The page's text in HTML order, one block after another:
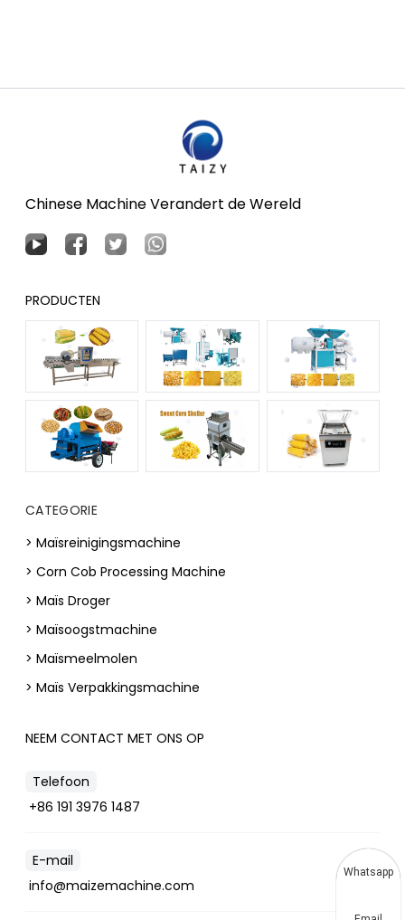
Chinese Machine Verandert de Wereld
PRODUCTEN
CATEGORIE
> Maïsreinigingsmachine
> Corn Cob Processing Machine
> Maïs Droger
> Maïsoogstmachine
> Maïsmeelmolen
> Maïs Verpakkingsmachine
NEEM CONTACT MET ONS OP
Telefoon
+86 191 3976 1487
E-mail
info@maizemachine.com
Whatsapp